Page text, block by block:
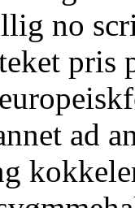
no
pris
ad